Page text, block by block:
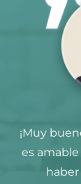
¡Muy
es